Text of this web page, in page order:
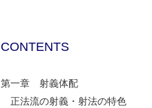
CONTENTS
第一章 射義体配
正法流の射義・射法の特色